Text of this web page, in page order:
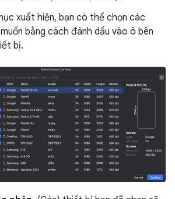
xuất hiện, bạn có thể chọn các
bằng cách đánh dấu vào ô bên
bị.